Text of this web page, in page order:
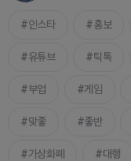
인스타 홍보
유튜브 틱톡
부업 게임
맞좋 좋반
가상화폐 대행